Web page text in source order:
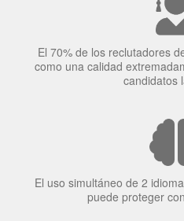
El 70% de los reclutadores
como una calidad
El uso simultáneo de 2